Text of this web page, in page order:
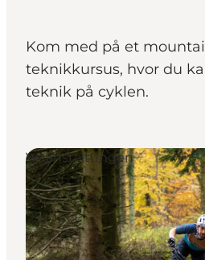
Mach deine
Kom med på et
teknikkursus, hvor du
teknik på cyklen.
Veranstaltungen